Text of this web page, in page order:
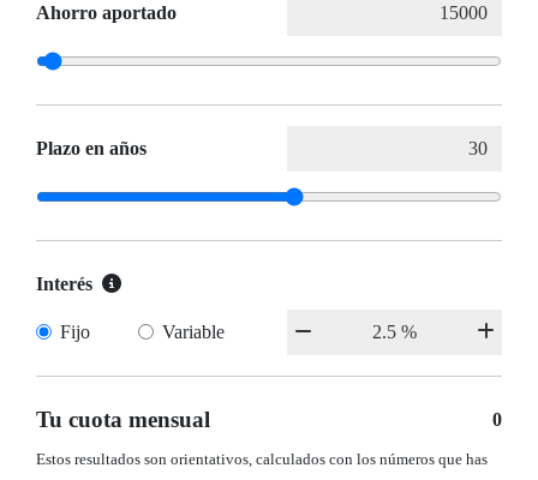
Ahorro aportado
Plazo en años
Interés
Fijo Variable
Tu cuota mensual 0
Estos resultados son orientativos, calculados con los números que has